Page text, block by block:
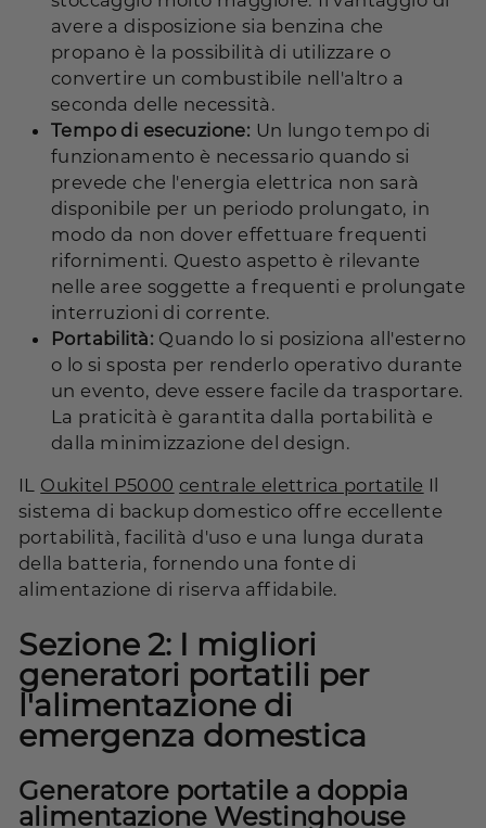
avere a disposizione sia benzina che
propano è la possibilità di utilizzare o
convertire un combustibile nell'altro a
seconda delle necessità.
Tempo di esecuzione: Un lungo tempo di
funzionamento è necessario quando si
prevede che l'energia elettrica non sarà
disponibile per un periodo prolungato, in
modo da non dover effettuare frequenti
rifornimenti. Questo aspetto è rilevante
nelle aree soggette a frequenti e prolungate
interruzioni di corrente.
Portabilità: Quando lo si posiziona all'esterno
o lo si sposta per renderlo operativo durante
un evento, deve essere facile da trasportare.
La praticità è garantita dalla portabilità e
dalla minimizzazione del design.
IL Oukitel P5000 centrale elettrica portatile Il
sistema di backup domestico offre eccellente
portabilità, facilità d'uso e una lunga durata
della batteria, fornendo una fonte di
alimentazione di riserva affidabile.
Sezione 2: I migliori
generatori portatili per
l'alimentazione di
emergenza domestica
Generatore portatile a doppia
alimentazione Westinghouse